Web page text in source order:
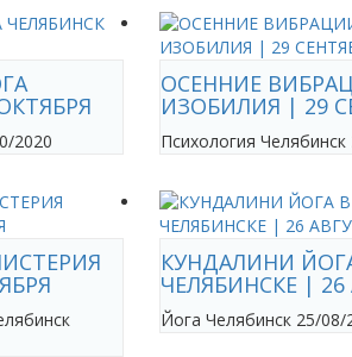
2020
ОСЕННИЕ
ИЗОБИЛИЯ | 29
Психология Челябинск
КУНДАЛИНИ
ЧЕЛЯБИНСКЕ | 26
Йога Челябинск 25/08/